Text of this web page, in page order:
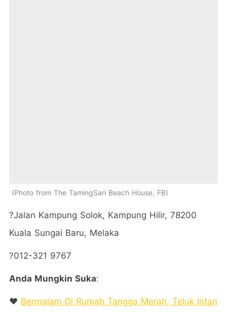
Photo from The TamingSari Beach House, FB
?Jalan Kampung Solok, Kampung Hilir, 78200
Kuala Sungai Baru, Melaka
?012-321 9767
Anda Mungkin Suka:
❤️ Bermalam Di Rumah Tangga Merah, Teluk Intan